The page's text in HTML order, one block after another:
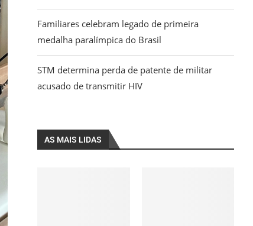
Familiares celebram legado de primeira
medalha paralímpica do Brasil
STM determina perda de patente de militar
acusado de transmitir HIV
AS MAIS LIDAS